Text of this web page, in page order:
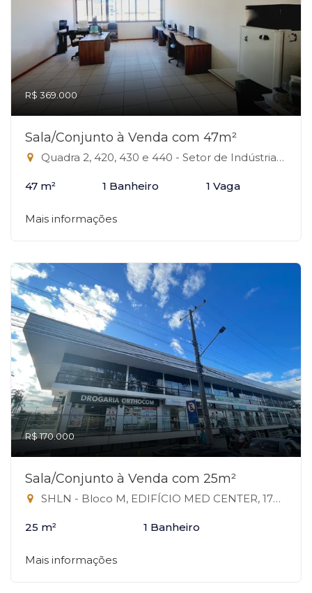
R$ 369.000
Sala/Conjunto à Venda com 47m²
Quadra 2, 420, 430 e 440 - Setor de Indústrias Gráficas, Brasília-DF
47 m² 1 Banheiro 1 Vaga
Mais informações
R$ 170.000
Sala/Conjunto à Venda com 25m²
SHLN - Bloco M, EDIFÍCIO MED CENTER, 170 - Asa Norte, Brasília-DF
25 m² 1 Banheiro
Mais informações